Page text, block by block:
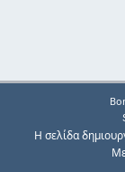
Η σελίδα